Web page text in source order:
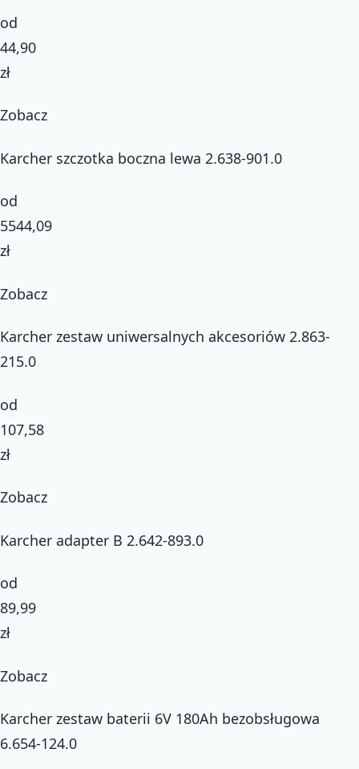
od
44,90
zł
Zobacz
Karcher szczotka boczna lewa 2.638-901.0
od
5544,09
zł
Zobacz
Karcher zestaw uniwersalnych akcesoriów 2.863-
215.0
od
107,58
zł
Zobacz
Karcher adapter B 2.642-893.0
od
89,99
zł
Zobacz
Karcher zestaw baterii 6V 180Ah bezobsługowa
6.654-124.0